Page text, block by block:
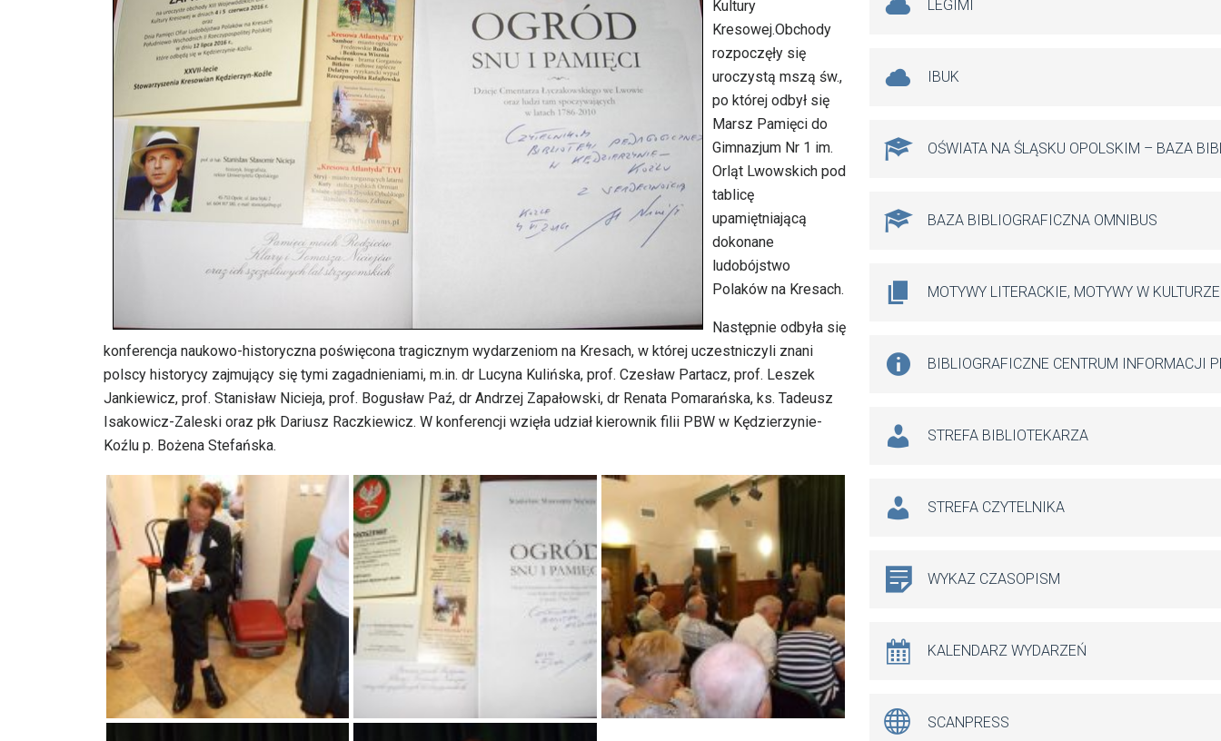
Kultury
Kresowej.Obchody
rozpoczęły się
uroczystą mszą św.,
po której odbył się
Marsz Pamięci do
Gimnazjum Nr 1 im.
Orląt Lwowskich pod
tablicę
upamiętniającą
dokonane
ludobójstwo
Polaków na Kresach.
Następnie odbyła się
konferencja naukowo-historyczna poświęcona tragicznym wydarzeniom na Kresach, w której uczestniczyli znani
polscy historycy zajmujący się tymi zagadnieniami, m.in. dr Lucyna Kulińska, prof. Czesław Partacz, prof. Leszek
Jankiewicz, prof. Stanisław Nicieja, prof. Bogusław Paź, dr Andrzej Zapałowski, dr Renata Pomarańska, ks. Tadeusz
Isakowicz-Zaleski oraz płk Dariusz Raczkiewicz. W konferencji wzięła udział kierownik filii PBW w Kędzierzynie-
Koźlu p. Bożena Stefańska.
LEGIMI
IBUK
OŚWIATA NA ŚLĄSKU OPOLSKIM – BAZA
BAZA BIBLIOGRAFICZNA OMNIBUS
MOTYWY LITERACKIE, MOTYWY W KULTURZE
BIBLIOGRAFICZNE CENTRUM INFORMACJI
STREFA BIBLIOTEKARZA
STREFA CZYTELNIKA
WYKAZ CZASOPISM
KALENDARZ WYDARZEŃ
SCANPRESS